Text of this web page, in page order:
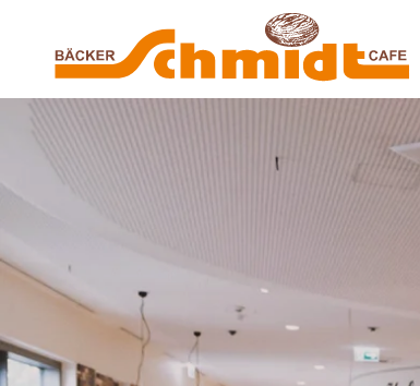
Zum Hauptinhalt springen